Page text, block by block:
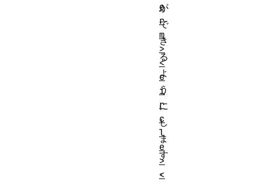
が
で
き
る
よ
う
に
し
ま
す
。
o
r
m
>
<
c
i
r
c
l
e
>
<